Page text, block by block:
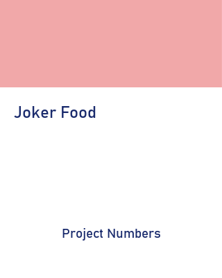
Joker Food
Project Numbers